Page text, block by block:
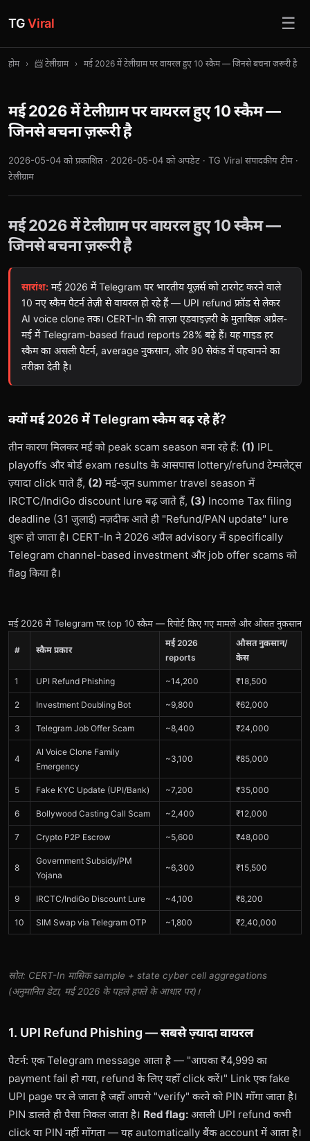
TGViral ☰
होम › 📨 टेलीग्राम › मई 2026 में टेलीग्राम पर वायरल हुए 10 स्कैम — जिनसे बचना ज़रूरी है
मई 2026 में टेलीग्राम पर वायरल हुए 10 स्कैम —
जिनसे बचना ज़रूरी है
2026-05-04 को प्रकाशित · 2026-05-04 को अपडेट · TG Viral संपादकीय टीम ·
टेलीग्राम
मई 2026 में टेलीग्राम पर वायरल हुए 10 स्कैम —
जिनसे बचना ज़रूरी है
सारांश: मई 2026 में Telegram पर भारतीय यूज़र्स को टारगेट करने वाले
10 नए स्कैम पैटर्न तेज़ी से वायरल हो रहे हैं — UPI refund फ्रॉड से लेकर
AI voice clone तक। CERT-In की ताज़ा एडवाइज़री के मुताबिक़ अप्रैल-
मई में Telegram-based fraud reports 28% बढ़े हैं। यह गाइड हर
स्कैम का असली पैटर्न, average नुकसान, और 90 सेकंड में पहचानने का
तरीक़ा देती है।
क्यों मई 2026 में Telegram स्कैम बढ़ रहे हैं?
तीन कारण मिलकर मई को peak scam season बना रहे हैं: (1) IPL
playoffs और बोर्ड exam results के आसपास lottery/refund टेम्पलेट्स
ज़्यादा click पाते हैं, (2) मई-जून summer travel season में
IRCTC/IndiGo discount lure बढ़ जाते हैं, (3) Income Tax filing
deadline (31 जुलाई) नज़दीक आते ही "Refund/PAN update" lure
शुरू हो जाता है। CERT-In ने 2026 अप्रैल advisory में specifically
Telegram channel-based investment और job offer scams को
flag किया है।
मई 2026 में Telegram पर top 10 स्कैम — रिपोर्ट किए गए मामले और औसत नुकसान
# स्कैम प्रकार
मई 2026
reports
औसत नुकसान/
केस
1 UPI Refund Phishing ~14,200 ₹18,500
2 Investment Doubling Bot ~9,800 ₹62,000
3 Telegram Job Offer Scam ~8,400 ₹24,000
4
AI Voice Clone Family
Emergency
~3,100 ₹85,000
5 Fake KYC Update (UPI/Bank) ~7,200 ₹35,000
6 Bollywood Casting Call Scam ~2,400 ₹12,000
7 Crypto P2P Escrow ~5,600 ₹48,000
8
Government Subsidy/PM
Yojana
~6,300 ₹15,500
9 IRCTC/IndiGo Discount Lure ~4,100 ₹8,200
10 SIM Swap via Telegram OTP ~1,800 ₹2,40,000
स्रोत: CERT-In मासिक sample + state cyber cell aggregations
(अनुमानित डेटा, मई 2026 के पहले हफ्ते के आधार पर)।
1. UPI Refund Phishing — सबसे ज़्यादा वायरल
पैटर्न: एक Telegram message आता है — "आपका ₹4,999 का
payment fail हो गया, refund के लिए यहाँ click करें।" Link एक fake
UPI page पर ले जाता है जहाँ आपसे "verify" करने को PIN माँगा जाता है।
PIN डालते ही पैसा निकल जाता है। Red flag: असली UPI refund कभी
click या PIN नहीं माँगता — यह automatically बैंक account में आता है।